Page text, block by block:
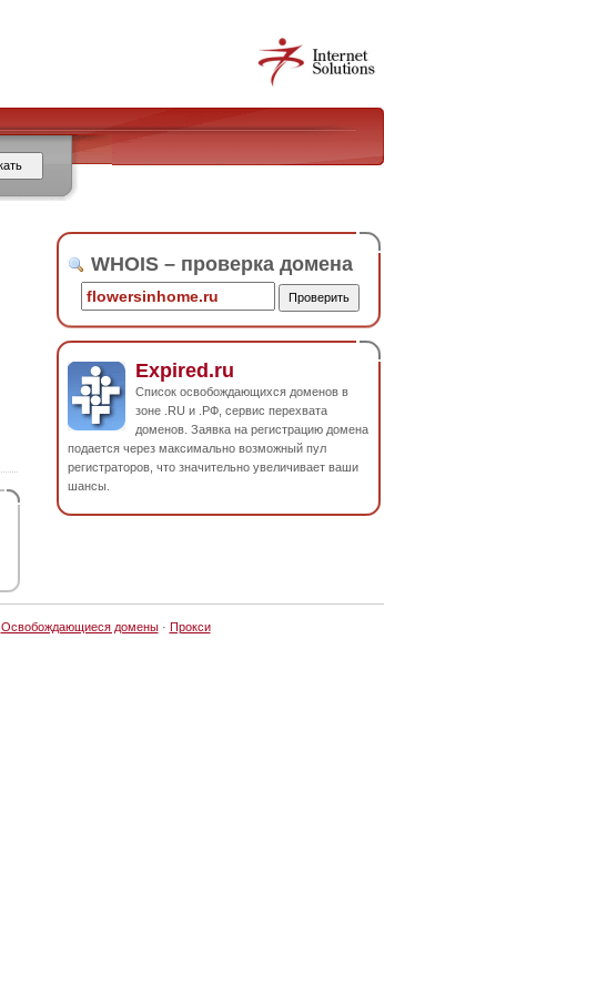
WHOIS – проверка домена
Expired.ru
Список освобождающихся доменов в
зоне .RU и .РФ, сервис перехвата
доменов. Заявка на регистрацию домена
подается через максимально возможный пул
регистраторов, что значительно увеличивает ваши
шансы.
Освобождающиеся домены· Прокси